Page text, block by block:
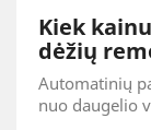
Kiek
dėžių
Automatinių
nuo daugelio